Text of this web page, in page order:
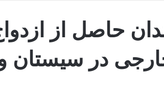
حاصل از
در سیستان